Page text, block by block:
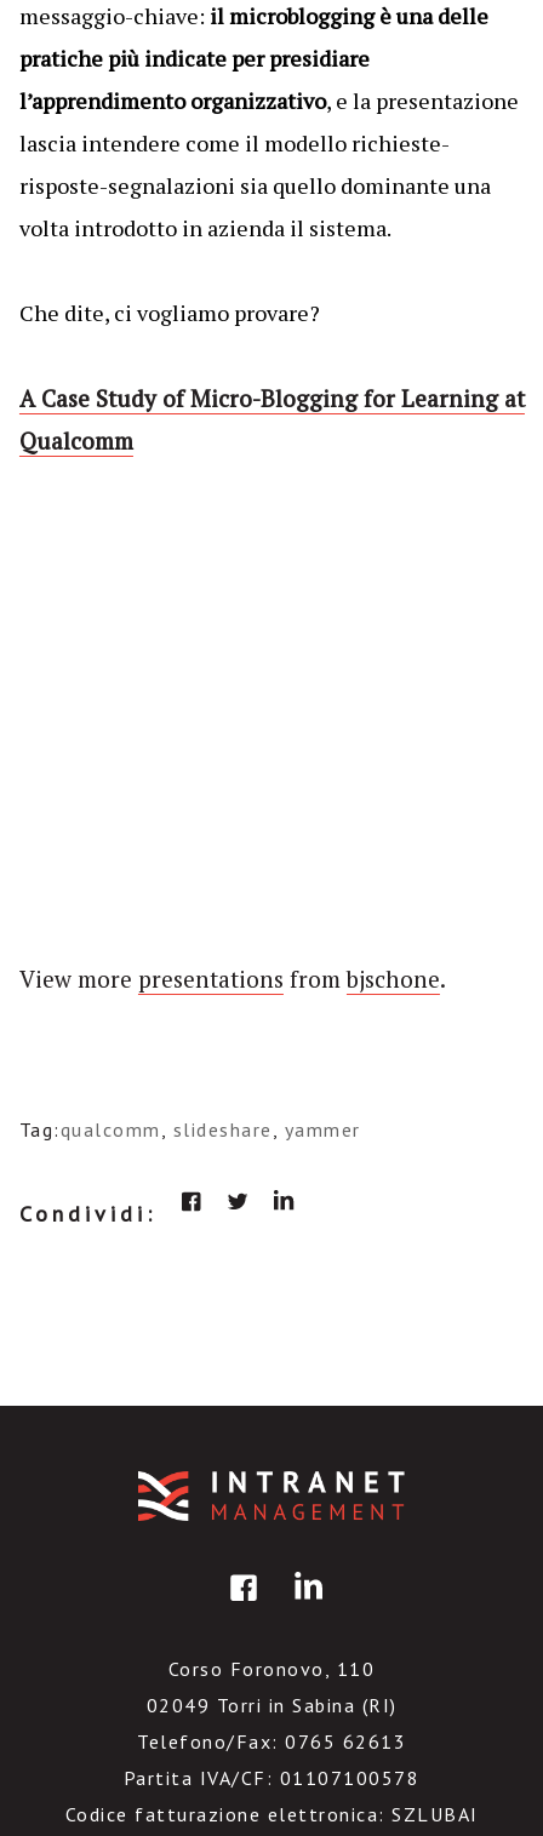
messaggio-chiave: il microblogging è una delle
pratiche più indicate per presidiare
l’apprendimento organizzativo, e la presentazione
lascia intendere come il modello richieste-
risposte-segnalazioni sia quello dominante una
volta introdotto in azienda il sistema.
Che dite, ci vogliamo provare?
A Case Study of Micro-Blogging for Learning at
Qualcomm
View more presentations frombjschone.
Tag:qualcomm , slideshare , yammer
Condividi:
Corso Foronovo, 110
02049 Torri in Sabina (RI)
Telefono/Fax: 0765 62613
Partita IVA/CF: 01107100578
Codice fatturazione elettronica: SZLUBAI